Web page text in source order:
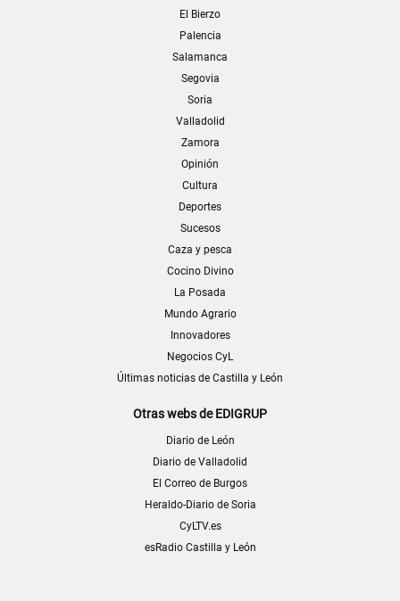
El Bierzo
Palencia
Salamanca
Segovia
Soria
Valladolid
Zamora
Opinión
Cultura
Deportes
Sucesos
Caza y pesca
Cocino Divino
La Posada
Mundo Agrario
Innovadores
Negocios CyL
Últimas noticias de Castilla y León
Otras webs de EDIGRUP
Diario de León
Diario de Valladolid
El Correo de Burgos
Heraldo-Diario de Soria
CyLTV.es
esRadio Castilla y León